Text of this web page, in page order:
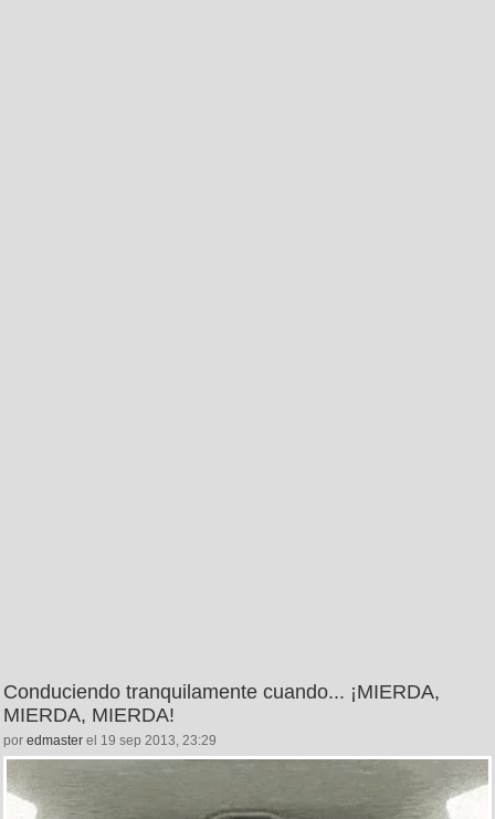
Conduciendo tranquilamente cuando... ¡MIERDA,
MIERDA, MIERDA!
por edmaster el 19 sep 2013, 23:29